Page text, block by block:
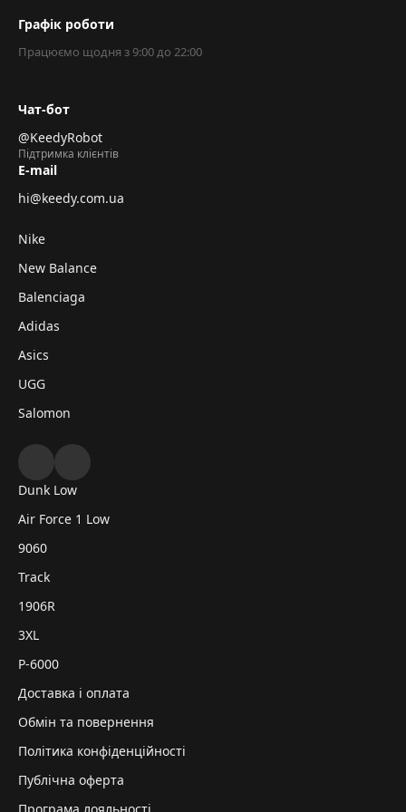
Графік роботи
Працюємо щодня з 9:00 до 22:00
Чат-бот
@KeedyRobot
Підтримка клієнтів
E-mail
hi@keedy.com.ua
Nike
New Balance
Balenciaga
Adidas
Asics
UGG
Salomon
Dunk Low
Air Force 1 Low
9060
Track
1906R
3XL
P-6000
Доставка і оплата
Обмін та повернення
Політика конфіденційності
Публічна оферта